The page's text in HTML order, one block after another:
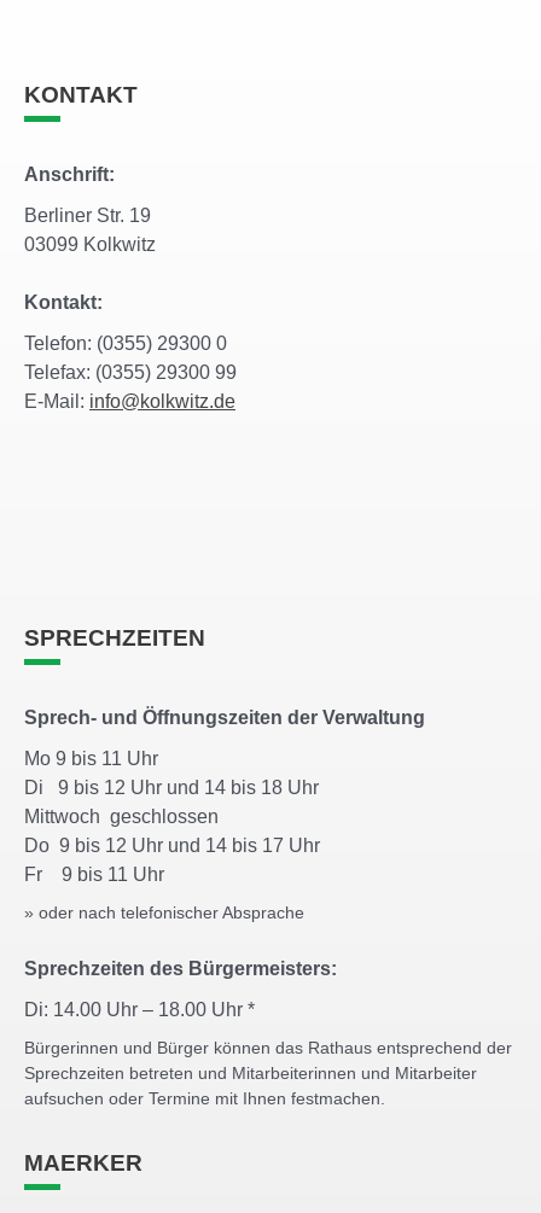
KONTAKT
Anschrift:
Berliner Str. 19
03099 Kolkwitz
Kontakt:
Telefon: (0355) 29300 0
Telefax: (0355) 29300 99
E-Mail: info@kolkwitz.de
SPRECHZEITEN
Sprech- und Öffnungszeiten der Verwaltung
Mo 9 bis 11 Uhr
Di 9 bis 12 Uhr und 14 bis 18 Uhr
Mittwoch geschlossen
Do 9 bis 12 Uhr und 14 bis 17 Uhr
Fr 9 bis 11 Uhr
» oder nach telefonischer Absprache
Sprechzeiten des Bürgermeisters:
Di: 14.00 Uhr – 18.00 Uhr *
Bürgerinnen und Bürger können das Rathaus entsprechend der
Sprechzeiten betreten und Mitarbeiterinnen und Mitarbeiter
aufsuchen oder Termine mit Ihnen festmachen.
MAERKER